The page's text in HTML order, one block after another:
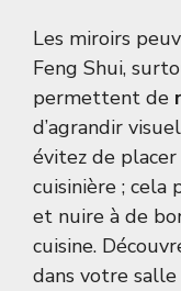
Les miroirs
Feng Shui,
permettent de
d’agrandir
évitez de
cuisinière ; cela
et nuire à de
cuisine.
dans votre